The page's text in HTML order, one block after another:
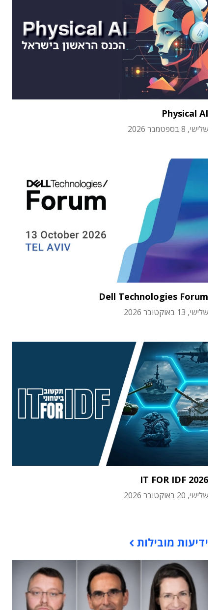
Physical AI
שלישי, 8 בספטמבר 2026
Dell Technologies Forum
שלישי, 13 באוקטובר 2026
IT FOR IDF 2026
שלישי, 20 באוקטובר 2026
ידיעות מובילות